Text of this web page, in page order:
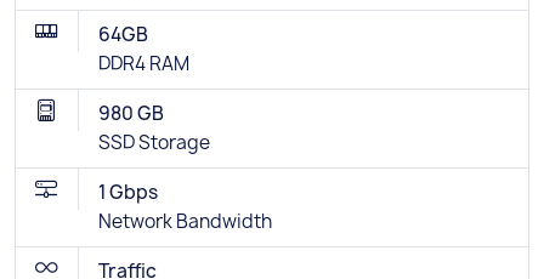
64GB
DDR4 RAM
980 GB
SSD Storage
1 Gbps
Network Bandwidth
Traffic